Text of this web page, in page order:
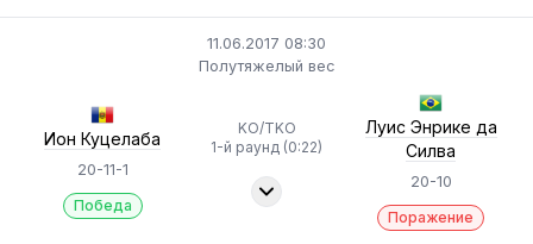
11.06.2017 08:30
Полутяжелый вес
Ион Куцелаба
20-11-1
Победа
KO/TKO
1-й раунд (0:22)
Луис Энрике да
Силва
20-10
Поражение